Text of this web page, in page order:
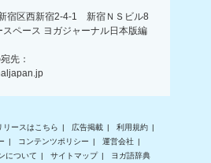
宿区西新宿2-4-1 新宿ＮＳビル8
ペース ヨガジャーナル日本版編
先：
リースはこちら 広告掲載
利用規約
コンテンツポリシー
運営会社
について
サイトマップ ヨガ語辞典